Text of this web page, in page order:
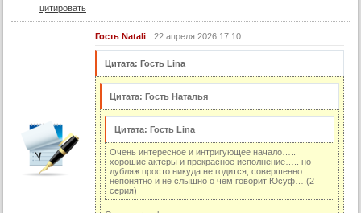
цитировать
Гость Natali 22 апреля 2026 17:10
Цитата: Гость Lina
Цитата: Гость Наталья
Цитата: Гость Lina
Очень интересное и интригующее начало…..
хорошие актеры и прекрасное исполнение….. но
дубляж просто никуда не годится, совершенно
непонятно и не слышно о чем говорит Юсуф….(2
серия)